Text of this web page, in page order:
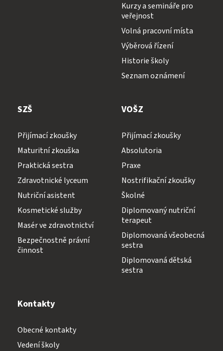
Kurzy a semináře pro
veřejnost
Volná pracovní místa
Výběrová řízení
Historie školy
Seznam oznámení
SZŠ
Přijímací zkoušky
Maturitní zkouška
Praktická sestra
Zdravotnické lyceum
Nutriční asistent
Kosmetické služby
Masér ve zdravotnictví
Bezpečnostně právní
činnost
VOŠZ
Přijímací zkoušky
Absolutoria
Praxe
Nostrifikační zkoušky
Školné
Diplomovaný nutriční
terapeut
Diplomovaná všeobecná
sestra
Diplomovaná dětská
sestra
Kontakty
Obecné kontakty
Vedení školy